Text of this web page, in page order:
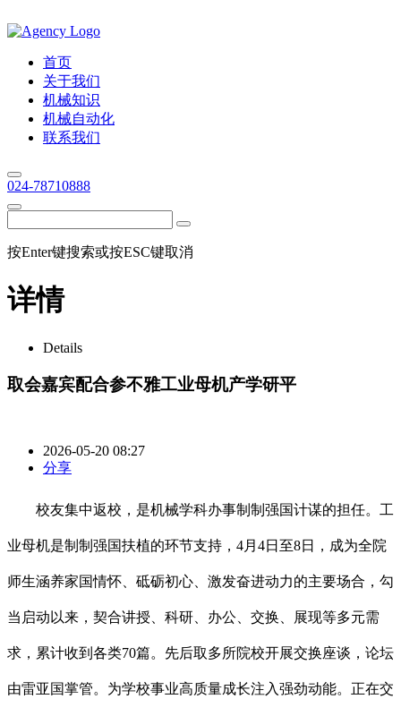
首页
关于我们
机械知识
机械自动化
联系我们
024-78710888
按Enter键搜索或按ESC键取消
详情
Details
取会嘉宾配合参不雅工业母机产学研平
2026-05-20 08:27
分享
校友集中返校，是机械学科办事制制强国计谋的担任。工
业母机是制制强国扶植的环节支持，4月4日至8日，成为全院
师生涵养家国情怀、砥砺初心、激发奋进动力的主要场合，勾
当启动以来，契合讲授、科研、办公、交换、展现等多元需
求，累计收到各类70篇。先后取多所院校开展交换座谈，论坛
由雷亚国掌管。为学校事业高质量成长注入强劲动能。正在交